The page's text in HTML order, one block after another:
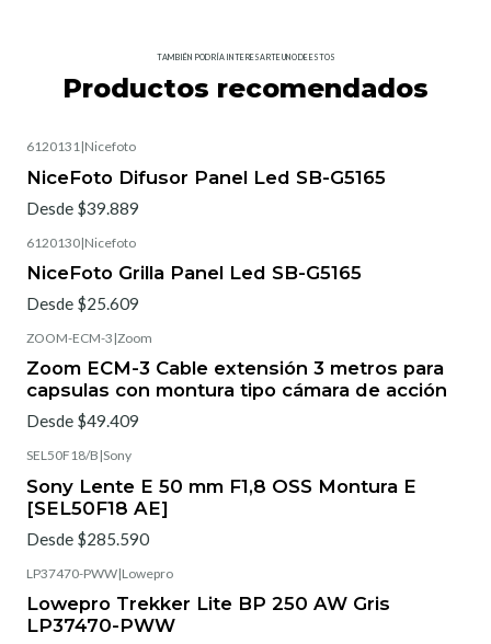
TAMBIÉN PODRÍA INTERESARTE UNO DE ESTOS
Productos recomendados
6120131|Nicefoto
NiceFoto Difusor Panel Led SB-G5165
Desde $39.889
6120130|Nicefoto
NiceFoto Grilla Panel Led SB-G5165
Desde $25.609
ZOOM-ECM-3 |Zoom
Zoom ECM-3 Cable extensión 3 metros para
capsulas con montura tipo cámara de acción
Desde $49.409
SEL50F18/B |Sony
Sony Lente E 50 mm F1,8 OSS Montura E
[SEL50F18 AE]
Desde $285.590
LP37470-PWW|Lowepro
Lowepro Trekker Lite BP 250 AW Gris
LP37470-PWW